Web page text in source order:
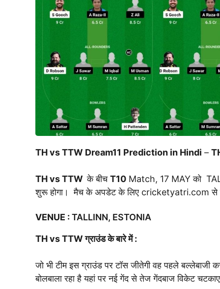
TH vs TTW Dream11 Prediction in Hindi –
TH vs TTWके बीचT10 Match, 17 MAY को
शुरू होगा। मैच के अपडेट के लिए cricketyatri.com
VENUE : TALLINN, ESTONIA
TH vs TTWग्राउंड के बारे में :
जो भी टीम इस ग्राउंड पर टॉस जीतेगी वह पहले
बोलबाला रहा है यहां पर नई गेंद से तेज गेंदबाज विकेट